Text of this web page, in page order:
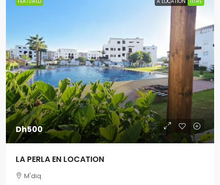
Dh500
LA PERLA EN LOCATION
M'diq